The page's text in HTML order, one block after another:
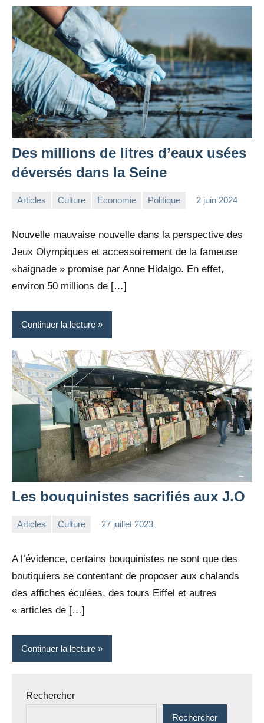
Des millions de litres d’eaux usées
déversés dans la Seine
Articles Culture Economie Politique 2 juin 2024
Nouvelle mauvaise nouvelle dans la perspective des
Jeux Olympiques et accessoirement de la fameuse
«baignade » promise par Anne Hidalgo. En effet,
environ 50 millions de […]
Continuer la lecture
Les bouquinistes sacrifiés aux J.O
Articles Culture 27 juillet 2023
A l’évidence, certains bouquinistes ne sont que des
boutiquiers se contentant de proposer aux chalands
des affiches éculées, des tours Eiffel et autres
« articles de […]
Continuer la lecture
Rechercher
Rechercher